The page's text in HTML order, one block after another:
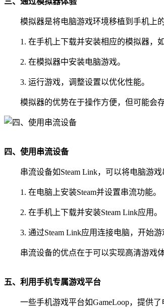
模拟器是将电脑游戏环境移植到手机上
1. 在手机上下载并安装相应的模拟器，如
2. 在模拟器中安装电脑游戏。
3. 运行游戏，调整设置以优化性能。
模拟器的优势在于操作方便，但可能会
四、使用串流设备
串流设备如Steam Link，可以将电脑游
1. 在电脑上安装Steam并设置串流功能。
2. 在手机上下载并安装Steam Link应用。
3. 通过Steam Link应用连接电脑，开始游
串流设备的优点在于可以实现高清游戏
五、利用手机专属游戏平台
一些手机游戏平台如GameLoop，提供